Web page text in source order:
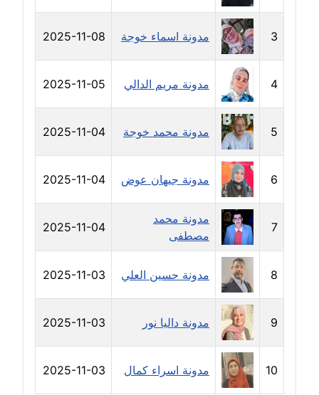
متوفي
مدونة خالد الخطيب
عاملة
مدونة خالد العامري
معلق
مدونة خالد دومه
عاملة
مدونة خالد صالح
عاملة
مدونة خالد عويس
مدونة خالد منير
عاملة
مدونة خليل السيد
عاملة
3 مدونة اسماء خوجة 2025-11-08
4 مدونة مريم الدالي 2025-11-05
5 مدونة محمد خوجة 2025-11-04
6 مدونة جيهان عوض 2025-11-04
7
مدونة محمد
مصطفى
2025-11-04
8 مدونة حسين العلي 2025-11-03
9 مدونة داليا نور 2025-11-03
10 مدونة اسراء كمال 2025-11-03